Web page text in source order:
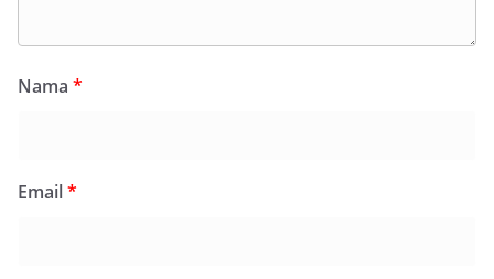
Nama *
Email*